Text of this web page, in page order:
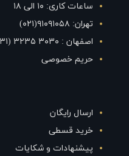
ساعات کاری: ۱۰ الی ۱۸
تهران: ۹۱۰۹۱۰۵۸(۰۲۱)
اصفهان : ۳۰۳۰ ۳۲۳۵ (۰۳۱)
حریم خصوصی
ارسال رایگان
خرید قسطی
پیشنهادات و شکایات